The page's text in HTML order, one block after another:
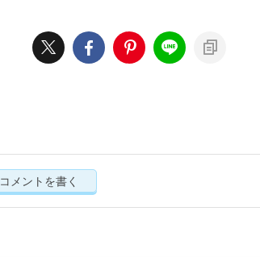
コメントを書く